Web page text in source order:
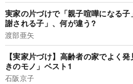
実家の片づけで「親子喧嘩になる
謝される子」、何が違う?
渡部亜矢
【実家片づけ】高齢者の家でよく
きのモノ」ベスト1
石阪京子